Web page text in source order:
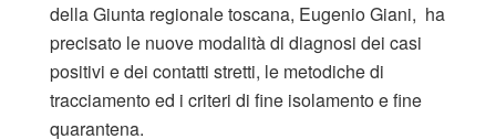
della Giunta regionale toscana, Eugenio Giani, ha
precisato le nuove modalità di diagnosi dei casi
positivi e dei contatti stretti, le metodiche di
tracciamento ed i criteri di fine isolamento e fine
quarantena.